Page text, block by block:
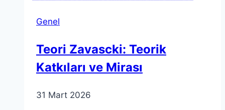
Genel
Teori Zavascki: Teorik
Katkıları ve Mirası
31 Mart 2026